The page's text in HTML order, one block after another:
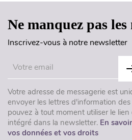
Ne manquez pas les
Inscrivez-vous à notre newsletter
Votre adresse de messagerie est
envoyer les lettres d'information des
pouvez à tout moment utiliser le
intégré dans la newsletter. En
vos données et vos droits